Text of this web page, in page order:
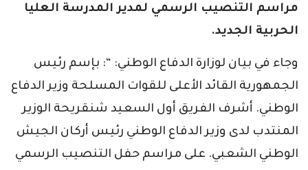
مراسم التنصيب الرسمي لمدير المدرسة العليا
الحربية الجديد.
وجاء في بيان لوزارة الدفاع الوطني: “: بإسم رئيس
الجمهورية القائد الأعلى للقوات المسلحة وزير الدفاع
الوطني. أشرف الفريق أول السعيد شنقريحة الوزير
المنتدب لدى وزير الدفاع الوطني رئيس أركان الجيش
الوطني الشعبي. على مراسم حفل التنصيب الرسمي